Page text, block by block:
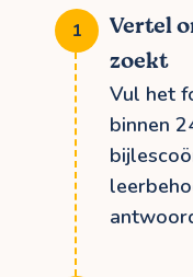
Vertel
zoekt
Vul het
binnen